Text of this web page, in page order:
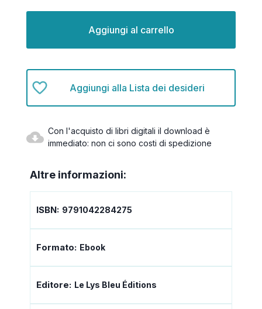
Aggiungi alla Lista dei desideri
Con l'acquisto di libri digitali il download è
immediato: non ci sono costi di spedizione
Altre informazioni:
ISBN: 9791042284275
Formato: Ebook
Editore: Le Lys Bleu Éditions